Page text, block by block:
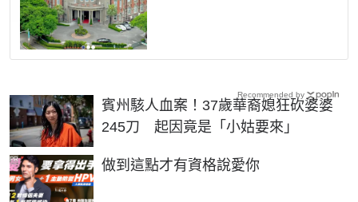
賓州駭人血案！37歲華裔媳狂砍婆婆
245刀 起因竟是「小姑要來」
做到這點才有資格說愛你
PR
Recommended by